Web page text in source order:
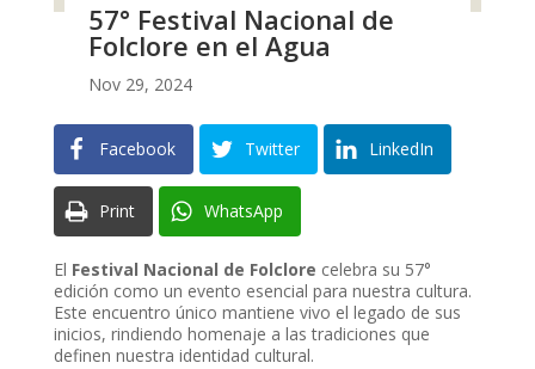
57° Festival Nacional de
Folclore en el Agua
Nov 29, 2024
Facebook Twitter LinkedIn
Print WhatsApp
El Festival Nacional de Folclore celebra su 57°
edición como un evento esencial para nuestra cultura.
Este encuentro único mantiene vivo el legado de sus
inicios, rindiendo homenaje a las tradiciones que
definen nuestra identidad cultural.